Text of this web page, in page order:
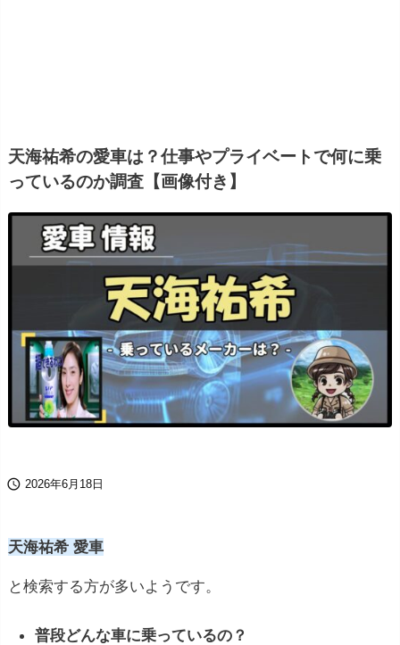
天海祐希の愛車は？仕事やプライベートで何に乗
っているのか調査【画像付き】
 2026年6月18日
天海祐希 愛車
と検索する方が多いようです。
普段どんな車に乗っているの？